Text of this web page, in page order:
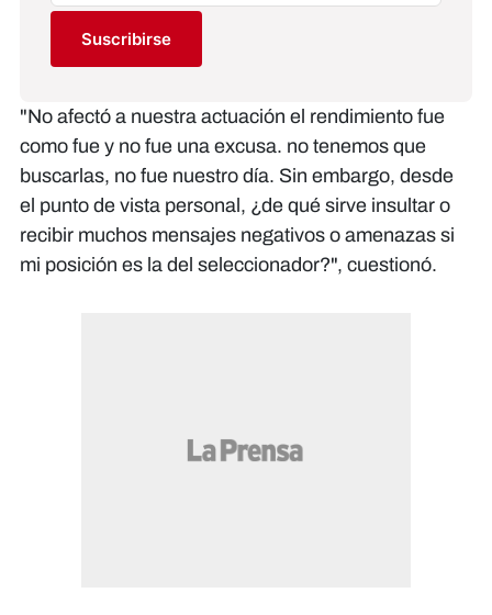
Suscribirse
"No afectó a nuestra actuación el rendimiento fue
como fue y no fue una excusa. no tenemos que
buscarlas, no fue nuestro día. Sin embargo, desde
el punto de vista personal, ¿de qué sirve insultar o
recibir muchos mensajes negativos o amenazas si
mi posición es la del seleccionador?", cuestionó.